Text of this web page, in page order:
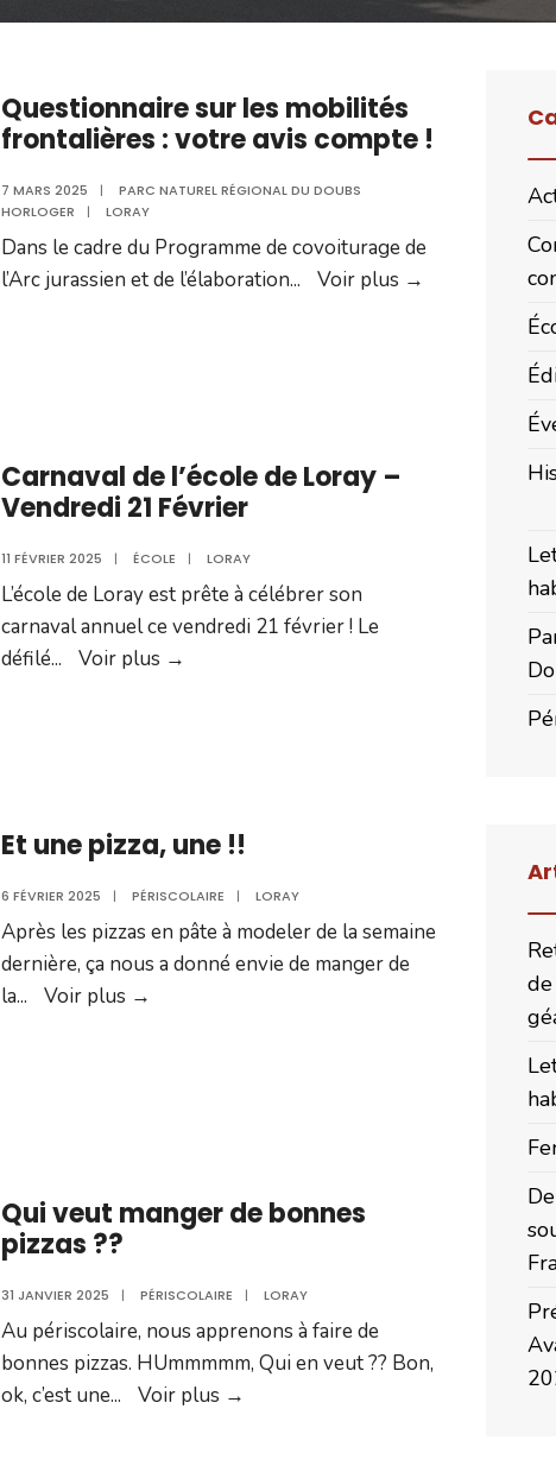
Questionnaire sur les mobilités
frontalières : votre avis compte !
7 MARS 2025 |
PARC NATUREL RÉGIONAL DU DOUBS
HORLOGER
| LORAY
Dans le cadre du Programme de covoiturage de
l’Arc jurassien et de l’élaboration... Voir plus → Questionnaire
Carnaval de l’école de Loray –
Vendredi 21 Février
11 FÉVRIER 2025 | ÉCOLE | LORAY
L’école de Loray est prête à célébrer son
carnaval annuel ce vendredi 21 février ! Le
défilé... Voir plus →
Vendredi
Et une pizza, une !!
6 FÉVRIER 2025 | PÉRISCOLAIRE | LORAY
Après les pizzas en pâte à modeler de la semaine
dernière, ça nous a donné envie de manger de
la... Voir plus →
Qui veut manger de bonnes
pizzas ??
31 JANVIER 2025 | PÉRISCOLAIRE | LORAY
Au périscolaire, nous apprenons à faire de
bonnes pizzas. HUmmmmm, Qui en veut ?? Bon,
ok, c’est une... Voir plus →